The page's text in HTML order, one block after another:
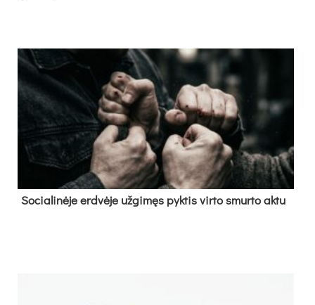
So­cia­li­nė­je erd­vė­je už­gi­męs pyk­tis vir­to smur­to ak­tu